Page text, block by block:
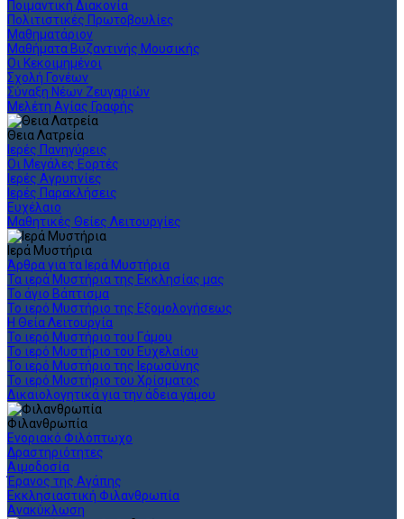
Ποιμαντική Διακονία
Πολιτιστικές Πρωτοβουλίες
Μαθηματάριον
Μαθήματα Βυζαντινής Μουσικής
Οι Κεκοιμημένοι
Σχολή Γονέων
Σύναξη Νέων Ζευγαριών
Μελέτη Αγίας Γραφής
Θεια Λατρεία
Ιερές Πανηγύρεις
Οι Μεγάλες Εορτές
Ιερές Αγρυπνίες
Ιερές Παρακλήσεις
Ευχέλαιο
Μαθητικές Θείες Λειτουργίες
Ιερά Μυστήρια
Άρθρα για τα Ιερά Μυστήρια
Τα ιερά Μυστήρια της Εκκλησίας μας
Το άγιο Βάπτισμα
Το ιερό Μυστήριο της Εξομολογήσεως
Η Θεία Λειτουργία
Το ιερό Μυστήριο του Γάμου
Το ιερό Μυστήριο του Ευχελαίου
Το ιερό Μυστήριο της Ιερωσύνης
Το ιερό Μυστήριο του Χρίσματος
Δικαιολογητικά για την άδεια γάμου
Φιλανθρωπία
Ενοριακό Φιλόπτωχο
Δραστηριότητες
Αιμοδοσία
Έρανος της Αγάπης
Εκκλησιαστική Φιλανθρωπία
Ανακύκλωση